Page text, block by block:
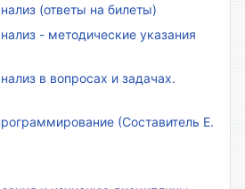
(ответы на билеты)
- методические указания
в вопросах и задачах.
(Составитель Е.